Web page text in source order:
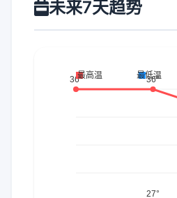
未来7天趋势